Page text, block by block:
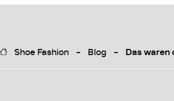
Shoe Fashion Blog Das waren